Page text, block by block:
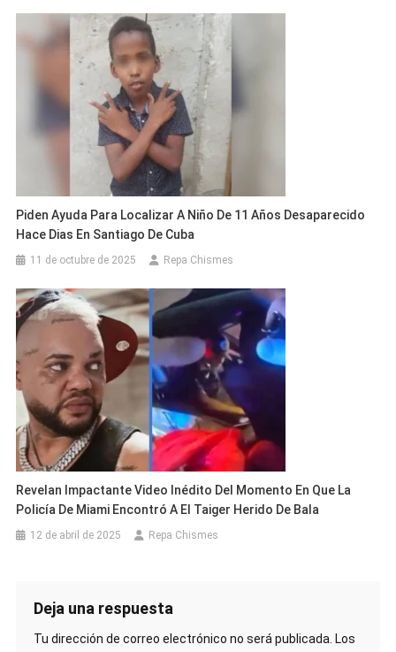
Piden Ayuda Para Localizar A Niño De 11 Años Desaparecido
Hace Dias En Santiago De Cuba
11 de octubre de 2025 Repa Chismes
Revelan Impactante Video Inédito Del Momento En Que La
Policía De Miami Encontró A El Taiger Herido De Bala
12 de abril de 2025 Repa Chismes
Deja una respuesta
Tu dirección de correo electrónico no será publicada. Los